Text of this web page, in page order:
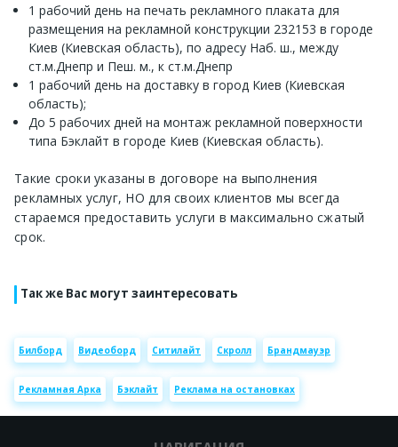
1 рабочий день на печать рекламного плаката для
размещения на рекламной конструкции 232153 в городе
Киев (Киевская область), по адресу Наб. ш., между
ст.м.Днепр и Пеш. м., к ст.м.Днепр
1 рабочий день на доставку в город Киев (Киевская
область);
До 5 рабочих дней на монтаж рекламной поверхности
типа Бэклайт в городе Киев (Киевская область).
Такие сроки указаны в договоре на выполнения
рекламных услуг, НО для своих клиентов мы всегда
стараемся предоставить услуги в максимально сжатый
срок.
Так же Вас могут заинтересовать
Билборд Видеоборд Ситилайт Скролл Брандмауэр
Рекламная Арка Бэклайт Реклама на остановках